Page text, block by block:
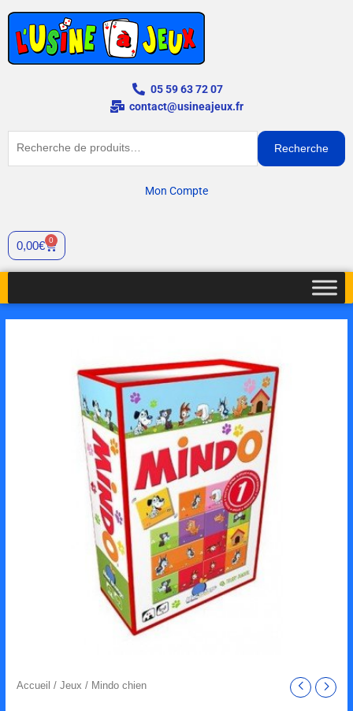
contenu
05 59 63 72 07
contact@usineajeux.fr
Recherche
Mon Compte
0,00€ 0
Panier
Accueil /Jeux / Mindo chien